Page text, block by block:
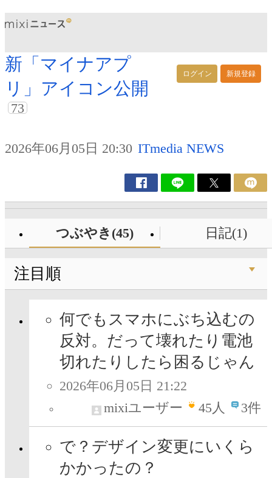
ログイン 新規登録
新「マイナアプ
リ」アイコン公開
73
2026年06月05日 20:30 ITmedia NEWS
つぶやき(45) 日記(1)
注目順
何でもスマホにぶち込むの
反対。だって壊れたり電池
切れたりしたら困るじゃん
2026年06月05日 21:22
mixiユーザー
45人 3件
で？デザイン変更にいくら
かかったの？